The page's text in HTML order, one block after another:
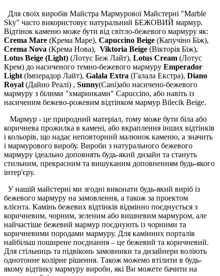
Для своїх виробів Майстра Мармурової Майстерні "Marble
Sky" часто використовує натуральний БЕЖОВИЙ мармур.
Відтінок каменю може бути від світло-бежевого мармуру як:
Crema Mare (Крема Маре), Capuccino Beige (Капучіно Біж),
Crema Nova (Крема Нова), Viktoria Beige (Вікторія Біж),
Lotus Beige (Light) (Лотус Беж Лайт), Lotus Cream (Лотус
Крем) до насиченого темно-бежевого мармуру Emperador
Light (Імперадор Лайт), Galala Еxtra (Галала Екстра), Diano
Royal (Дайно Реалі) , Sunny(Сані)або насичено-бежевого
мармуру з білими "хмаринками" Capuccino, або навіть із
насиченим бежево-рожевим відтінком мармур Bilecik Beige.
Мармур - це природний матеріал, тому може бути біла або
коричнева прожилка в камені, або вкраплення інших відтінків
і кольорів, що надає неповторний малюнок каменю, а значить
і мармурового виробу. Вироби з натурального бежевого
мармуру ідеально доповнять будь-який дизайн та стануть
стильним, прекрасним та вишуканим доповненням будь-якого
інтер'єру.
У нашій майстерні ми згодні виконати будь-який виріб із
бежевого мармуру на замовлення, а також за проектом
клієнта. Камінь бежевих відтінків відмінно поєднується з
коричневим, чорним, зеленим або вишневим мармуром, але
найчастіше бежевий мармур поєднують із чорними та
коричневими породами мармуру. Для камінних порталів
найбільш поширене поєднання – це бежевий та коричневий.
Для стільниць та підвіконь замовники та дизайнери воліють
однотонне колірне рішення. Також можемо втілити в будь-
якому відтінку мармуру вироби, які Ви можете бачити на